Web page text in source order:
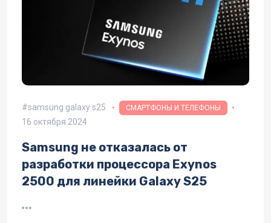
samsung galaxy s25 СМАРТФОНЫ И ТЕЛЕФОНЫ
16 октября 2024
Samsung не отказалась от
разработки процессора Exynos
2500 для линейки Galaxy S25